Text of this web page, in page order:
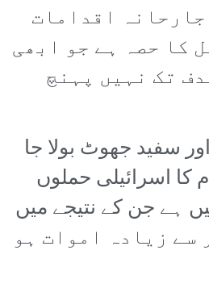
اقدامات
کا حصہ ہے جو ابھی
تک نہیں پہنچ
سفید جھوٹ بولا جا
اسرائیلی حملوں
ہے جن کے نتیجے میں
23 ہزار سے زیادہ اموات ہو